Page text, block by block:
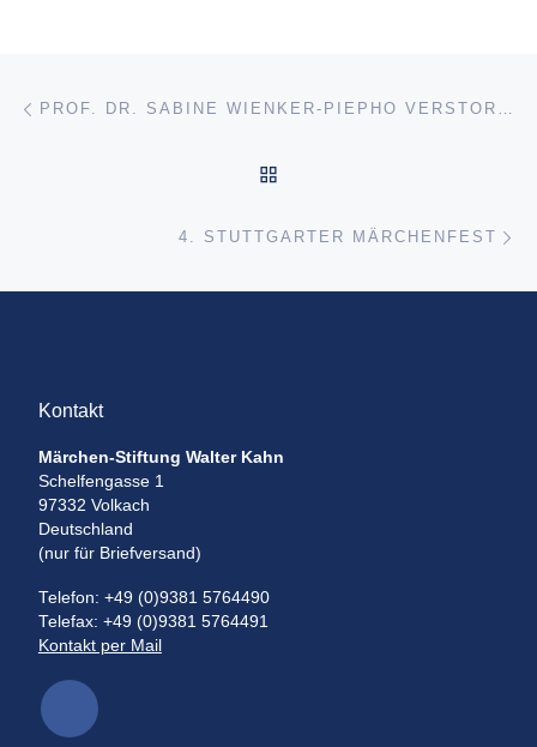
Beitragsnavigation PROF. DR. SABINE WIENKER-PIEPHO VERSTORBEN
4. STUTTGARTER MÄRCHENFEST
Kontakt
Märchen-Stiftung Walter Kahn
Schelfengasse 1
97332 Volkach
Deutschland
(nur für Briefversand)
Telefon: +49 (0)9381 5764490
Telefax: +49 (0)9381 5764491
Kontakt per Mail